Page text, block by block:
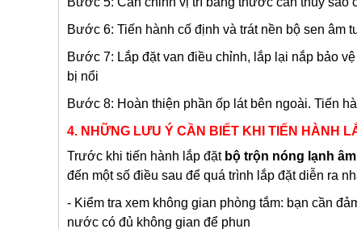
Bước 6: Tiến hành cố định và trát nền bộ sen âm
Bước 7: Lắp đặt van điều chỉnh, lắp lại nắp bảo
bị nổi
Bước 8: Hoàn thiện phần ốp lát bên ngoài. Tiến
4. NHỮNG LƯU Ý CẦN BIẾT KHI TIẾN HÀNH
Trước khi tiến hành lắp đặt bộ trộn nóng lạnh
đến một số điều sau để quá trình lắp đặt diễn ra
- Kiểm tra xem không gian phòng tắm: bạn cần
nước có đủ không gian để phun